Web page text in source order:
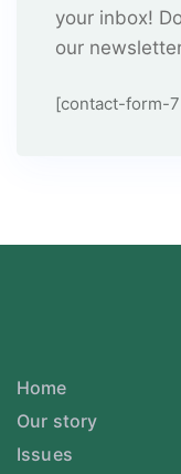
your inbox!
our
[contact-form-
Home
Our story
Issues